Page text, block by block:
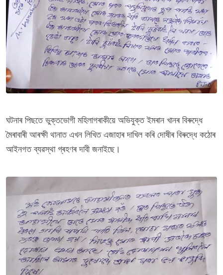
ঘটনাৰ পিছতে ভুক্তভোগী মহিলাগৰাকীয়ে অভিযুক্ত ইমৰান খানৰ বিৰুদ্ধে
মৈৰাবাৰী আৰক্ষী থানাত এখন লিখিত এজাহাৰ দাখিল কৰি দোষীৰ বিৰুদ্ধে কঠোৰ
আইনগত ব্যৱস্থা গ্ৰহণৰ দাবী জনাইছে।